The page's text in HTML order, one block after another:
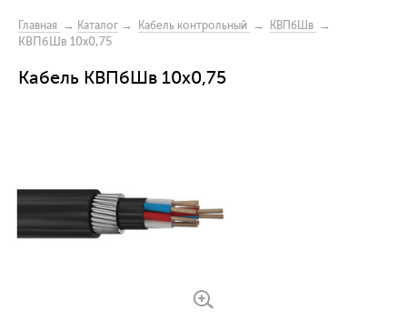
Главная → Каталог → Кабель контрольный → КВПбШв →
КВПбШв 10х0,75
Кабель КВПбШв 10х0,75